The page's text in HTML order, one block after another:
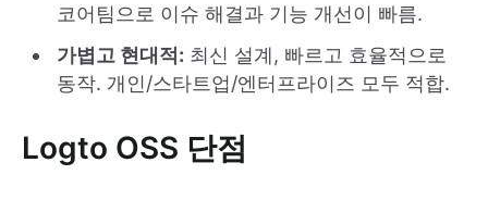
코어팀으로 이슈 해결과 기능 개선이 빠름.
가볍고 현대적: 최신 설계, 빠르고 효율적으로
동작. 개인/스타트업/엔터프라이즈 모두 적합.
Logto OSS 단점